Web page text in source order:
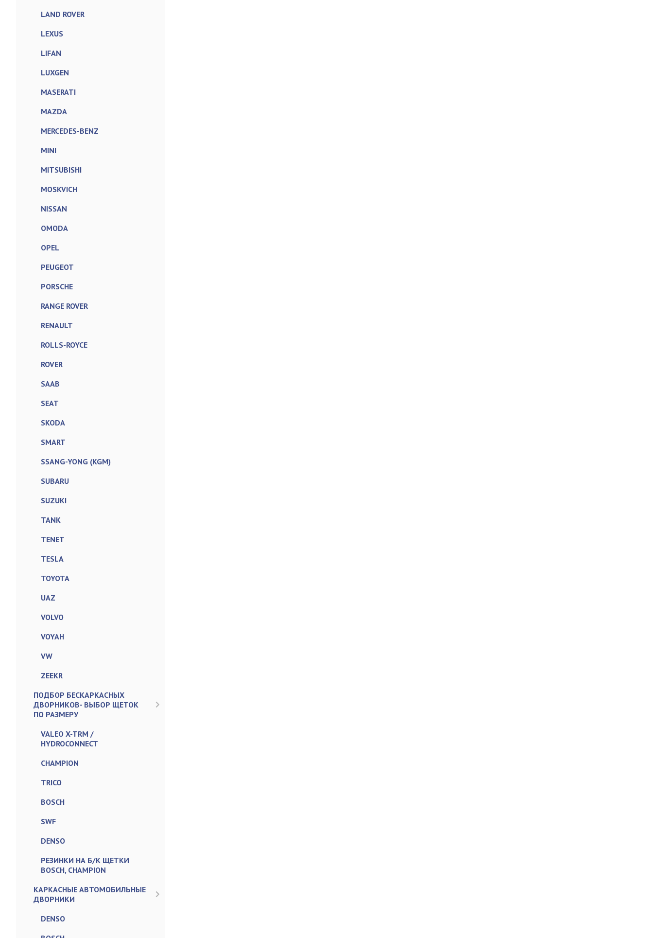
LAND ROVER
LEXUS
LIFAN
LUXGEN
MASERATI
MAZDA
MERCEDES-BENZ
MINI
MITSUBISHI
MOSKVICH
NISSAN
OMODA
OPEL
PEUGEOT
PORSCHE
RANGE ROVER
RENAULT
ROLLS-ROYCE
ROVER
SAAB
SEAT
SKODA
SMART
SSANG-YONG (KGM)
SUBARU
SUZUKI
TANK
TENET
TESLA
TOYOTA
UAZ
VOLVO
VOYAH
VW
ZEEKR
ПОДБОР БЕСКАРКАСНЫХ
ДВОРНИКОВ- ВЫБОР ЩЕТОК
ПО РАЗМЕРУ
VALEO X-TRM /
HYDROCONNECT
CHAMPION
TRICO
BOSCH
SWF
DENSO
РЕЗИНКИ НА Б/К ЩЕТКИ
BOSCH, CHAMPION
КАРКАСНЫЕ АВТОМОБИЛЬНЫЕ
ДВОРНИКИ
DENSO